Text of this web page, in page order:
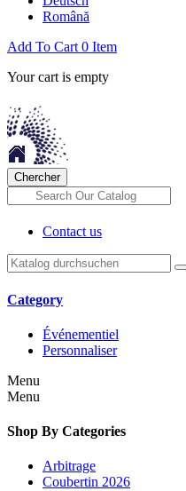
Română
Add To Cart 0 Item
Your cart is empty
Chercher
Contact us
Category
Événementiel
Personnaliser
Menu
Menu
Shop By Categories
Arbitrage
Coubertin 2026